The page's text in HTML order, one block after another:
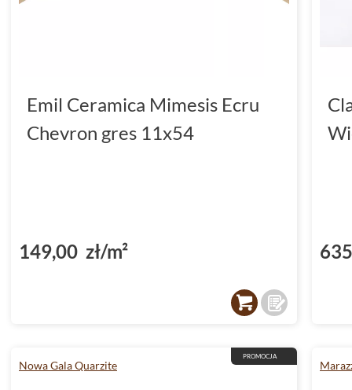
Emil Ceramica Mimesis Ecru
Chevron gres 11x54
149,00 zł/m²
PROMOCJA
Nowa Gala Quarzite